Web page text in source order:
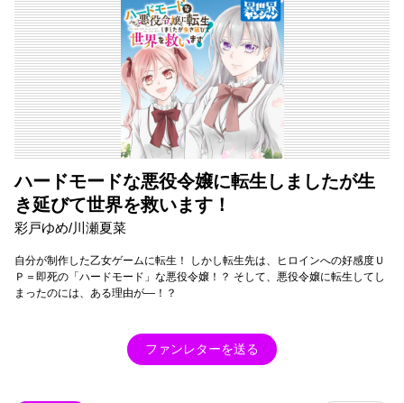
ハードモードな悪役令嬢に転生しましたが生
き延びて世界を救います！
彩戸ゆめ/川瀬夏菜
自分が制作した乙女ゲームに転生！ しかし転生先は、ヒロインへの好感度Ｕ
Ｐ＝即死の「ハードモード」な悪役令嬢！？ そして、悪役令嬢に転生してし
まったのには、ある理由が―！？
ファンレターを送る